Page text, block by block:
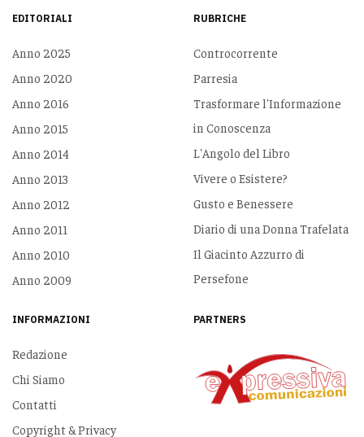
EDITORIALI
Anno 2025
Anno 2020
Anno 2016
Anno 2015
Anno 2014
Anno 2013
Anno 2012
Anno 2011
Anno 2010
Anno 2009
RUBRICHE
Controcorrente
Parresia
Trasformare l'Informazione
in Conoscenza
L'Angolo del Libro
Vivere o Esistere?
Gusto e Benessere
Diario di una Donna Trafelata
Il Giacinto Azzurro di
Persefone
INFORMAZIONI
Redazione
Chi Siamo
Contatti
Copyright & Privacy
PARTNERS